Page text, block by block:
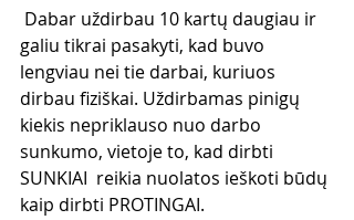
galiu tikrai pasakyti, kad buvo
lengviau nei tie darbai, kuriuos
dirbau fiziškai. Uždirbamas pinigų
kiekis nepriklauso nuo darbo
sunkumo, vietoje to, kad dirbti
SUNKIAI  reikia nuolatos ieškoti būdų
kaip dirbti PROTINGAI.